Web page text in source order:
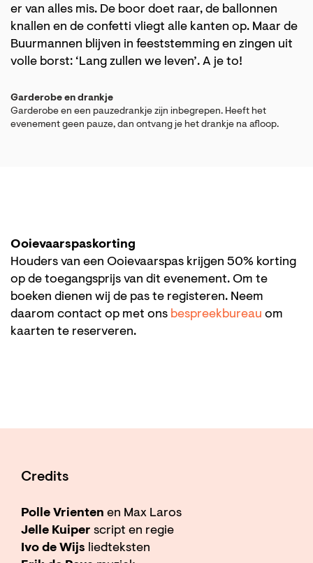
er van alles mis. De boor doet raar, de ballonnen
knallen en de confetti vliegt alle kanten op. Maar de
Buurmannen blijven in feeststemming en zingen uit
volle borst: ‘Lang zullen we leven’. A je to!
Garderobe en drankje
Garderobe en een pauzedrankje zijn inbegrepen. Heeft het
evenement geen pauze, dan ontvang je het drankje na afloop.
Ooievaarspaskorting
Houders van een Ooievaarspas krijgen 50% korting
op de toegangsprijs van dit evenement. Om te
boeken dienen wij de pas te registeren. Neem
daarom contact op met ons bespreekbureau om
kaarten te reserveren.
Credits
Polle Vrienten en Max Laros
Jelle Kuiper script en regie
Ivo de Wijs liedteksten